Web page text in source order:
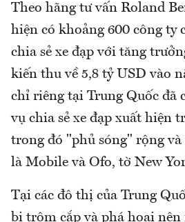
Theo hãng tư vấn Roland
hiện có khoảng 600 công ty
chia sẻ xe đạp với tăng
kiến thu về 5,8 tỷ USD vào
chỉ riêng tại Trung Quốc đã
vụ chia sẻ xe đạp xuất hiện
trong đó "phủ sóng" rộng
là Mobile và Ofo, tờ New
Tại các đô thị của Trung
bị trộm cắp và phá hoại